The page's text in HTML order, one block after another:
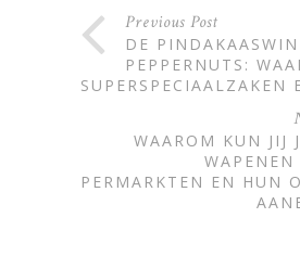
Previous Post
DE
PEPPERNUTS:
SUPERSPECIAALZAKEN
WAAROM KUN JIJ
WAPENEN
SUPERMARKTEN EN HUN